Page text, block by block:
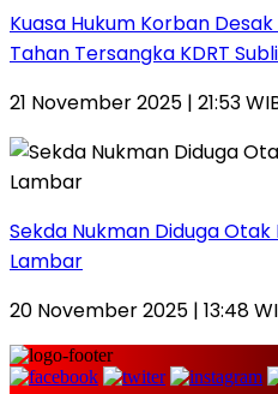
Kuasa Hukum Korban
Tahan Tersangka KDRT
21 November 2025 | 21:53
Sekda Nukman Diduga
Lambar
20 November 2025 | 13:48